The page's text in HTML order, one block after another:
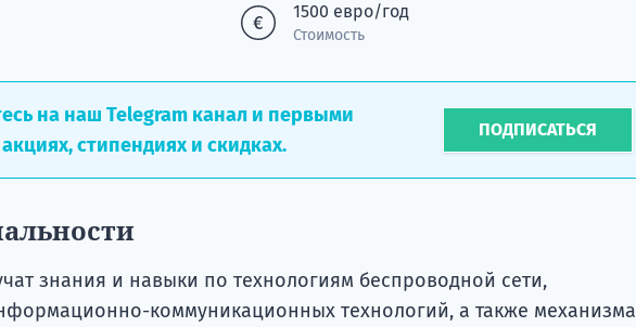
1500 евро/год
Стоимость
на наш Telegram канал и первыми
стипендиях и скидках.
ПОДПИСАТЬСЯ
знания и навыки по технологиям беспроводной сети,
коммуникационных технологий, а также механизма